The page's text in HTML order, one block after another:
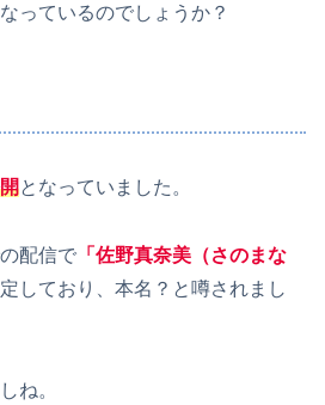
っているのでしょうか？
となっていました。
配信で 「佐野真奈美（さのまな
しており、本名？と噂されまし
ね。